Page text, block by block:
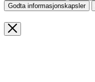
Godta informasjonskapsler